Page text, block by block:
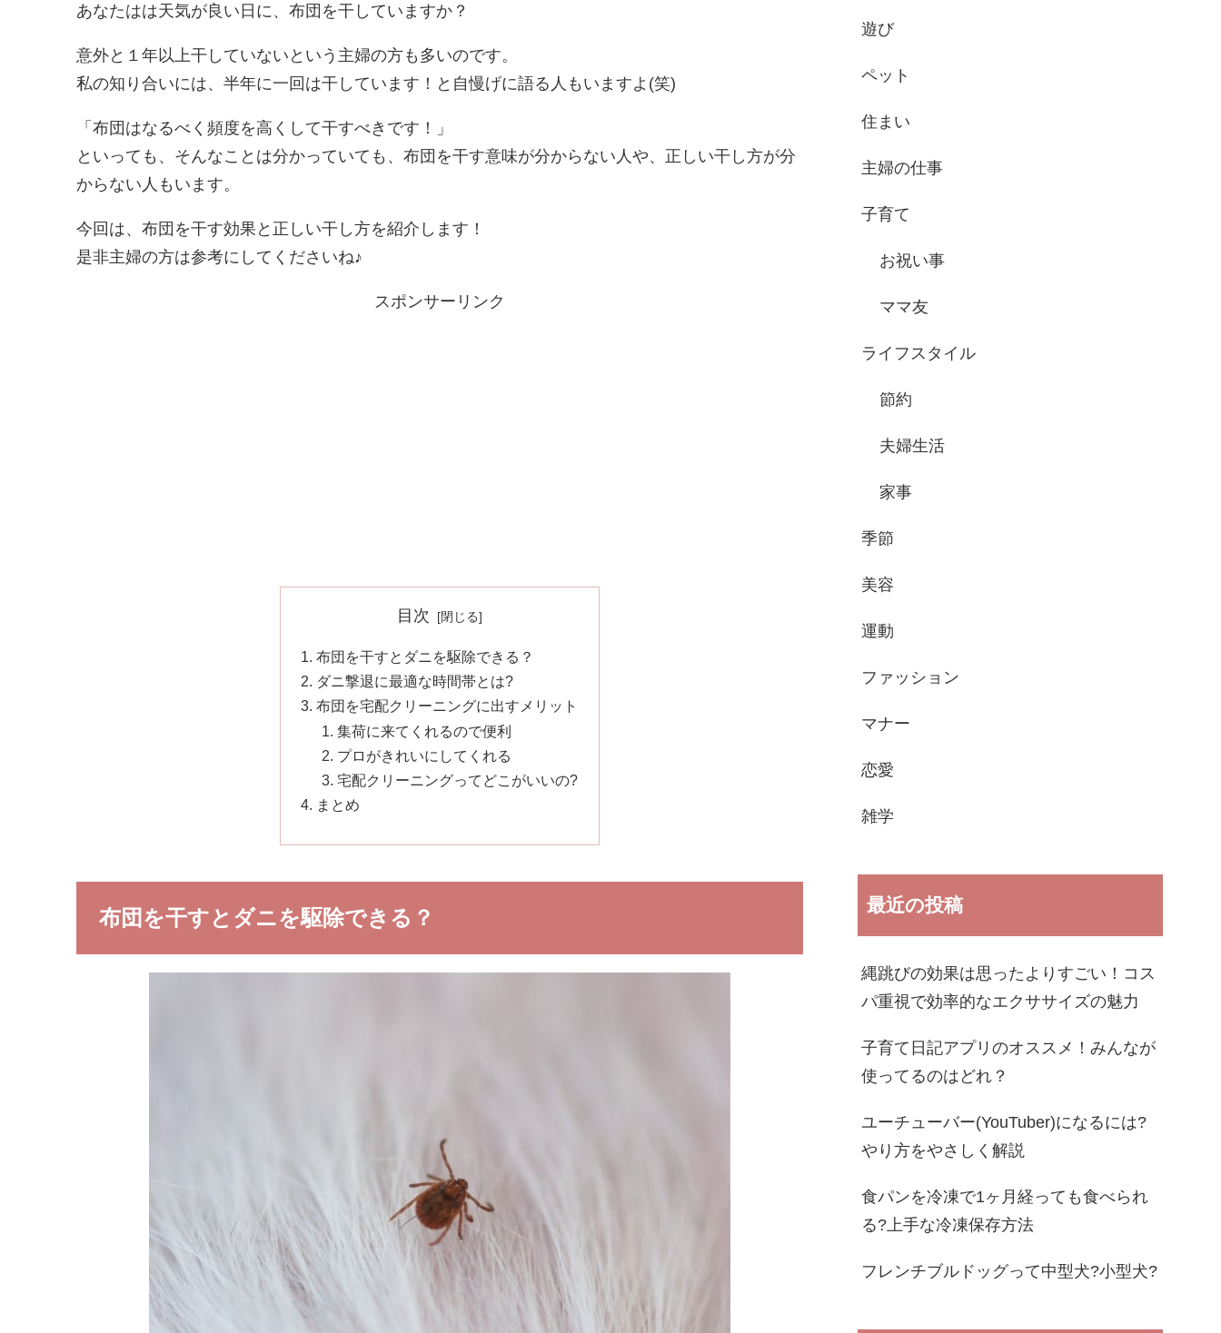
あなたはは天気が良い日に、布団を干していますか？
意外と１年以上干していないという主婦の方も多いのです。
私の知り合いには、半年に一回は干しています！と自慢げに語る人もいますよ(笑)
「布団はなるべく頻度を高くして干すべきです！」
といっても、そんなことは分かっていても、布団を干す意味が分からない人や、正しい干し方が分
からない人もいます。
今回は、布団を干す効果と正しい干し方を紹介します！
是非主婦の方は参考にしてくださいね♪
スポンサーリンク
目次
布団を干すとダニを駆除できる？
ダニ撃退に最適な時間帯とは?
布団を宅配クリーニングに出すメリット
集荷に来てくれるので便利
プロがきれいにしてくれる
宅配クリーニングってどこがいいの?
まとめ
布団を干すとダニを駆除できる？
遊び
ペット
住まい
主婦の仕事
子育て
お祝い事
ママ友
ライフスタイル
節約
夫婦生活
家事
季節
美容
運動
ファッション
マナー
恋愛
雑学
最近の投稿
縄跳びの効果は思ったよりすごい！コス
パ重視で効率的なエクササイズの魅力
子育て日記アプリのオススメ！みんなが
使ってるのはどれ？
ユーチューバー(YouTuber)になるには?
やり方をやさしく解説
食パンを冷凍で1ヶ月経っても食べられ
る?上手な冷凍保存方法
フレンチブルドッグって中型犬?小型犬?